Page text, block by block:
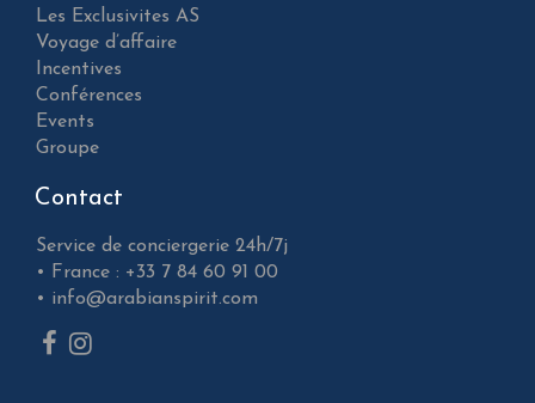
Les Exclusivites AS
Voyage d’affaire
Incentives
Conférences
Events
Groupe
Contact
Service de conciergerie 24h/7j
• France : +33 7 84 60 91 00
• info@arabianspirit.com